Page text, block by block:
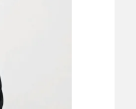
רשיון להקרנה פומבית